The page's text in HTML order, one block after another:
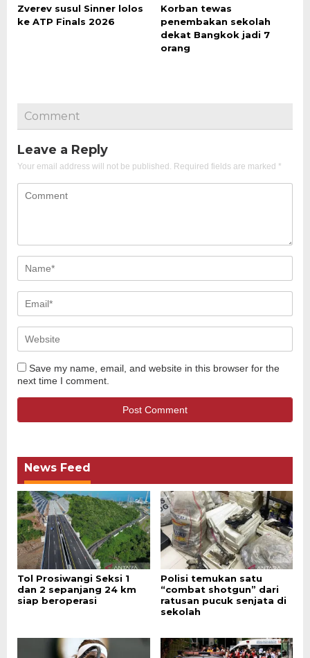
Zverev susul Sinner lolos
ke ATP Finals 2026
Korban tewas
penembakan sekolah
dekat Bangkok jadi 7
orang
Comment
Leave a Reply
Your email address will not be published. Required fields are marked *
Save my name, email, and website in this browser for the
next time I comment.
News Feed
Tol Prosiwangi Seksi 1
dan 2 sepanjang 24 km
siap beroperasi
Polisi temukan satu
“combat shotgun” dari
ratusan pucuk senjata di
sekolah